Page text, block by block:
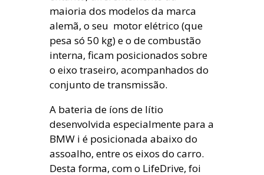
maioria dos modelos da marca
alemã, o seu motor elétrico (que
pesa só 50 kg) e o de combustão
interna, ficam posicionados sobre
o eixo traseiro, acompanhados do
conjunto de transmissão.
A bateria de íons de lítio
desenvolvida especialmente para a
BMW i é posicionada abaixo do
assoalho, entre os eixos do carro.
Desta forma, com o LifeDrive, foi